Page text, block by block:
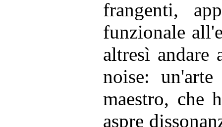
frangenti,
funzionale
altresì
noise:
maestro, che
aspre